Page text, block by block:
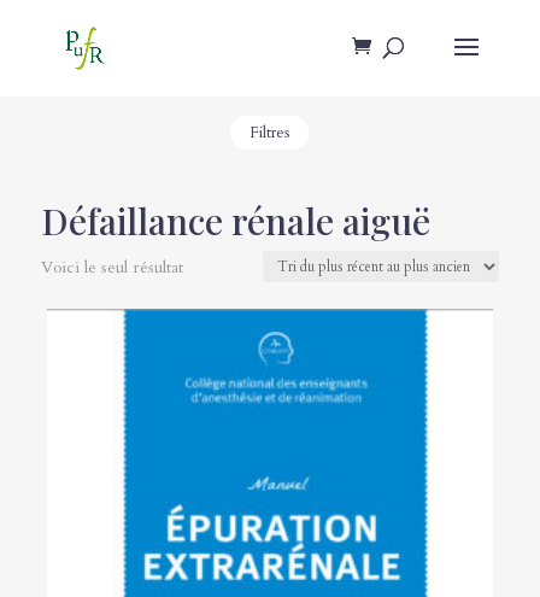
Filtres
Défaillance rénale aiguë
Voici le seul résultat